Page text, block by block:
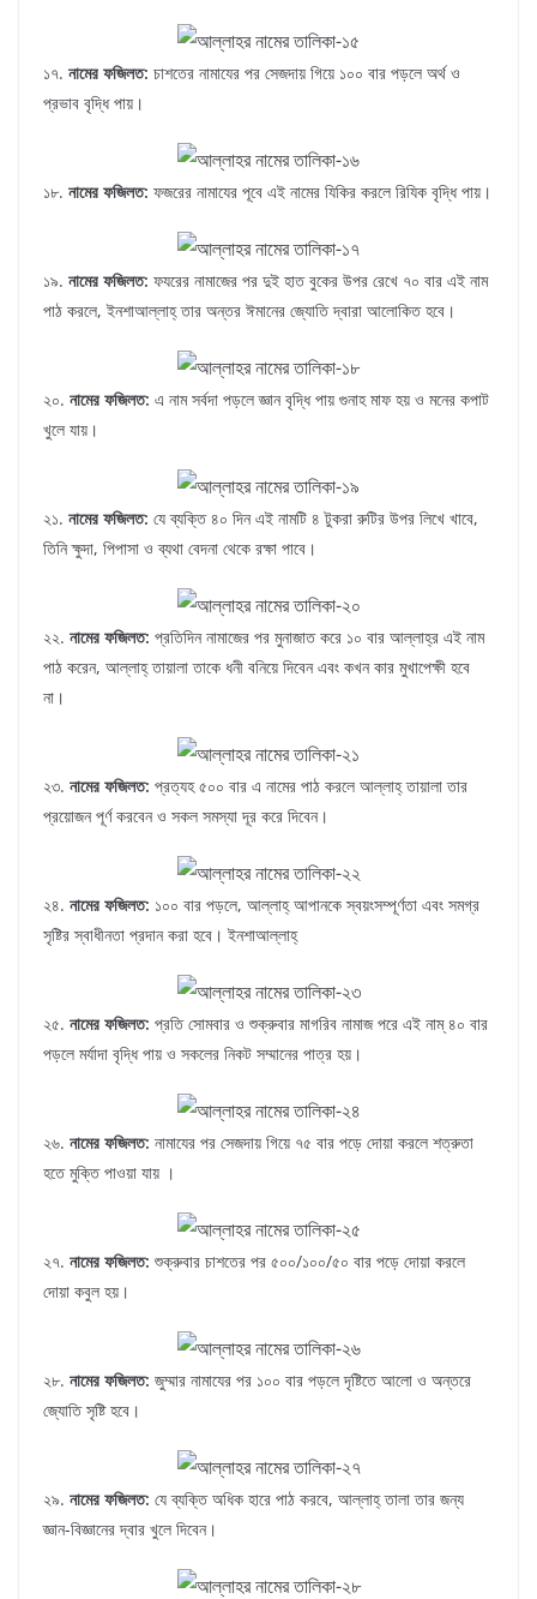
১৭. নামের ফজিলত: চাশতের নামাযের পর সেজদায় গিয়ে ১০০ বার পড়লে অর্থ ও
প্রভাব বৃদ্ধি পায়।
১৮. নামের ফজিলত: ফজরের নামাযের পূবে এই নামের যিকির করলে রিযিক বৃদ্ধি পায়।
১৯. নামের ফজিলত: ফযরের নামাজের পর দুই হাত বুকের উপর রেখে ৭০ বার এই নাম
পাঠ করলে, ইনশাআল্লাহ্‌ তার অন্তর ঈমানের জ্যোতি দ্বারা আলোকিত হবে।
২০. নামের ফজিলত: এ নাম সর্বদা পড়লে জ্ঞান বৃদ্ধি পায় গুনাহ মাফ হয় ও মনের কপাট
খুলে যায়।
২১. নামের ফজিলত: যে ব্যক্তি ৪০ দিন এই নামটি ৪ টুকরা রুটির উপর লিখে খাবে,
তিনি ক্ষুদা, পিপাসা ও ব্যথা বেদনা থেকে রক্ষা পাবে।
২২. নামের ফজিলত: প্রতিদিন নামাজের পর মুনাজাত করে ১০ বার আল্লাহ্‌র এই নাম
পাঠ করেন, আল্লাহ্‌ তায়ালা তাকে ধনী বনিয়ে দিবেন এবং কখন কার মুখাপেক্ষী হবে
না।
২৩. নামের ফজিলত: প্রত্যহ ৫০০ বার এ নামের ‍পাঠ করলে আল্লাহ্‌ তায়ালা তার
প্রয়োজন পূর্ণ করবেন ও সকল সমস্যা দূর করে দিবেন।
২৪. নামের ফজিলত: ১০০ বার পড়লে, আল্লাহ্‌ আপানকে স্বয়ংসম্পূর্ণতা এবং সমগ্র
সৃষ্টির স্বাধীনতা প্রদান করা হবে। ইনশাআল্লাহ্‌
২৫. নামের ফজিলত: প্রতি সোমবার ও শুক্রুবার মাগরিব নামাজ পরে এই নাম্ ৪০ বার
পড়লে মর্যাদা বৃদ্ধি পায় ও সকলের নিকট সম্মানের পাত্র হয়।
২৬. নামের ফজিলত: নামাযের পর সেজদায় গিয়ে ৭৫ বার পড়ে দোয়া করলে শত্রুতা
হতে মুক্তি পাওয়া যায় ।
২৭. নামের ফজিলত: শুক্রুবার চাশতের পর ৫০০/১০০/৫০ বার পড়ে দোয়া করলে
দোয়া কবুল হয়।
২৮. নামের ফজিলত: জুম্মার নামাযের পর ১০০ বার পড়লে দৃষ্টিতে আলো ও অন্তরে
জ্যোতি সৃষ্টি হবে।
২৯. নামের ফজিলত: যে ব্যক্তি অধিক হারে পাঠ করবে, আল্লাহ্‌ তালা তার জন্য
জ্ঞান-বিজ্ঞানের দ্বার খুলে দিবেন।